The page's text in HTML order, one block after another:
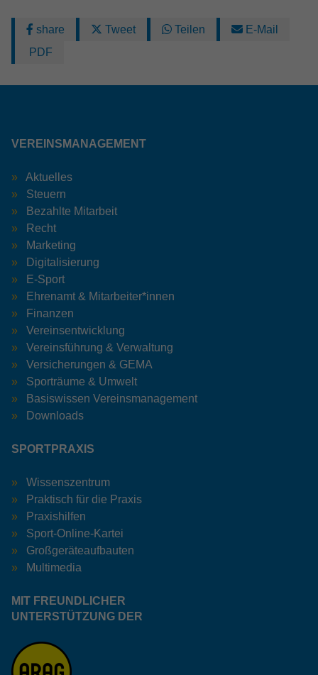
share Tweet Teilen
E-Mail
PDF
VEREINSMANAGEMENT
Aktuelles
Steuern
Bezahlte Mitarbeit
Recht
Marketing
Digitalisierung
E-Sport
Ehrenamt & Mitarbeiter*innen
Finanzen
Vereinsentwicklung
Vereinsführung & Verwaltung
Versicherungen & GEMA
Sporträume & Umwelt
Basiswissen Vereinsmanagement
Downloads
SPORTPRAXIS
Wissenszentrum
Praktisch für die Praxis
Praxishilfen
Sport-Online-Kartei
Großgeräteaufbauten
Multimedia
MIT FREUNDLICHER
UNTERSTÜTZUNG DER